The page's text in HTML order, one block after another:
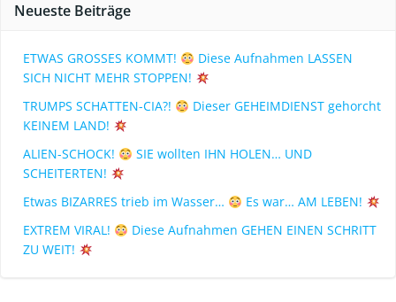
Neueste Beiträge
ETWAS GROSSES KOMMT!
Diese Aufnahmen LASSEN
SICH NICHT MEHR STOPPEN!
TRUMPS SCHATTEN-CIA?!
Dieser GEHEIMDIENST gehorcht
KEINEM LAND!
ALIEN-SCHOCK!
SIE wollten IHN HOLEN… UND
SCHEITERTEN!
Etwas BIZARRES trieb im Wasser…
Es war… AM LEBEN!
EXTREM VIRAL!
Diese Aufnahmen GEHEN EINEN SCHRITT
ZU WEIT!